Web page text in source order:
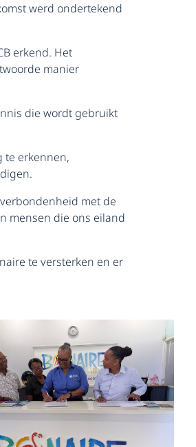
werd ondertekend
erkend. Het
manier
die wordt gebruikt
te erkennen,
met de
mensen die ons eiland
te versterken en er